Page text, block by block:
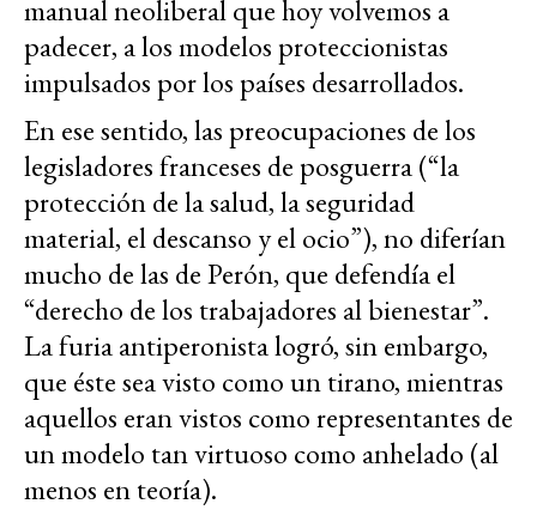
manual neoliberal que hoy volvemos a
padecer, a los modelos proteccionistas
impulsados por los países desarrollados.
En ese sentido, las preocupaciones de los
legisladores franceses de posguerra (“la
protección de la salud, la seguridad
material, el descanso y el ocio”), no diferían
mucho de las de Perón, que defendía el
“derecho de los trabajadores al bienestar”.
La furia antiperonista logró, sin embargo,
que éste sea visto como un tirano, mientras
aquellos eran vistos como representantes de
un modelo tan virtuoso como anhelado (al
menos en teoría).